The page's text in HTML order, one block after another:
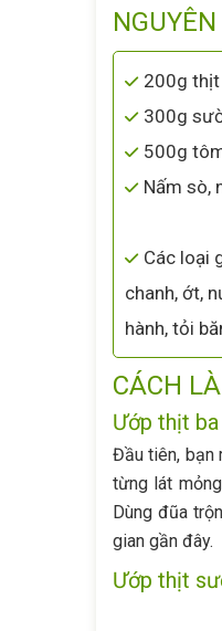
200g thịt
300g
500g
Nấm sò,
Các loại
chanh, ớt,
hành, tỏi
CÁCH
Ướp thịt
Đầu tiên, bạn
từng lát
Dùng đũa
gian gần đây.
Ướp thịt